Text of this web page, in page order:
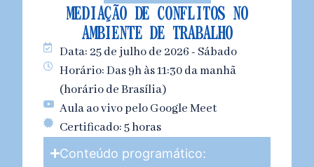
MEDIAÇÃO DE CONFLITOS NO
AMBIENTE DE TRABALHO
Data: 25 de julho de 2026 - Sábado
Horário: Das 9h às 11:30 da manhã
(horário de Brasília)
Aula ao vivo pelo Google Meet
Certificado: 5 horas
Conteúdo programático: